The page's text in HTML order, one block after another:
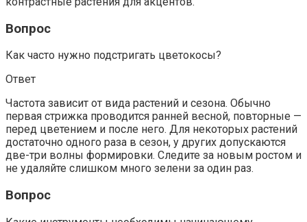
Вопрос
Как часто нужно подстригать цветокосы?
Ответ
Частота зависит от вида растений и сезона. Обычно
первая стрижка проводится ранней весной, повторные —
перед цветением и после него. Для некоторых растений
достаточно одного раза в сезон, у других допускаются
две-три волны формировки. Следите за новым ростом и
не удаляйте слишком много зелени за один раз.
Вопрос